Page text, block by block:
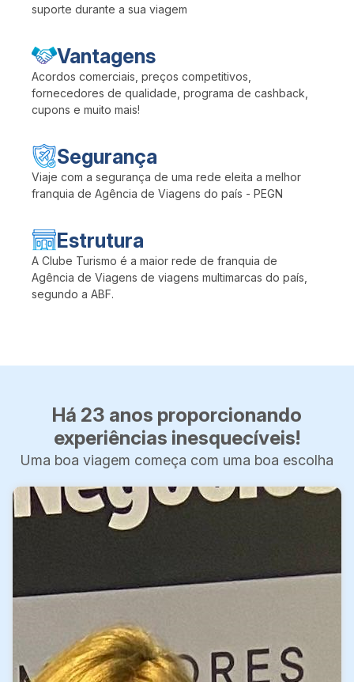
suporte durante a sua viagem
Vantagens
Acordos comerciais, preços competitivos,
fornecedores de qualidade, programa de cashback,
cupons e muito mais!
Segurança
Viaje com a segurança de uma rede eleita a melhor
franquia de Agência de Viagens do país - PEGN
Estrutura
A Clube Turismo é a maior rede de franquia de
Agência de Viagens de viagens multimarcas do país,
segundo a ABF.
Há 23 anos proporcionando
experiências inesquecíveis!
Uma boa viagem começa com uma boa escolha